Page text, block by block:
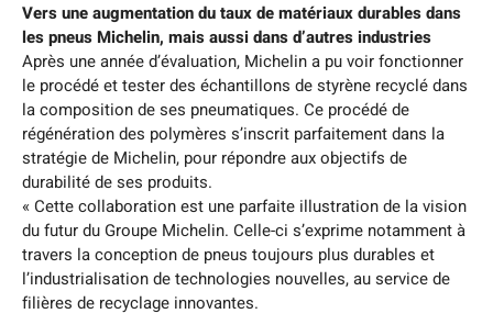
Vers une augmentation du taux de matériaux durables dans
les pneus Michelin, mais aussi dans d’autres industries
Après une année d’évaluation, Michelin a pu voir fonctionner
le procédé et tester des échantillons de styrène recyclé dans
la composition de ses pneumatiques. Ce procédé de
régénération des polymères s’inscrit parfaitement dans la
stratégie de Michelin, pour répondre aux objectifs de
durabilité de ses produits.
« Cette collaboration est une parfaite illustration de la vision
du futur du Groupe Michelin. Celle-ci s’exprime notamment à
travers la conception de pneus toujours plus durables et
l’industrialisation de technologies nouvelles, au service de
filières de recyclage innovantes.